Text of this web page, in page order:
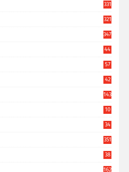
331
321
347
44
57
42
143
10
34
351
38
162